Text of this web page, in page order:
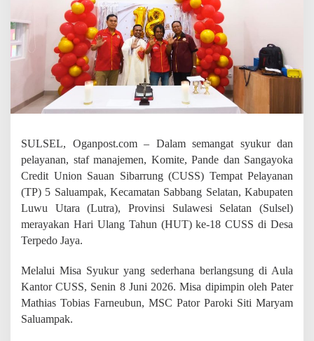
g
T
P
S
a
l
u
m
k
R
a
y
a
k
a
T
k
e
-
SULSEL, Oganpost.com – Dalam semangat syukur dan
pelayanan, staf manajemen, Komite, Pande dan Sangayoka
Credit Union Sauan Sibarrung (CUSS) Tempat Pelayanan
(TP) 5 Saluampak, Kecamatan Sabbang Selatan, Kabupaten
Luwu Utara (Lutra), Provinsi Sulawesi Selatan (Sulsel)
merayakan Hari Ulang Tahun (HUT) ke-18 CUSS di Desa
Terpedo Jaya.
Melalui Misa Syukur yang sederhana berlangsung di Aula
Kantor CUSS, Senin 8 Juni 2026. Misa dipimpin oleh Pater
Mathias Tobias Farneubun, MSC Pator Paroki Siti Maryam
Saluampak.